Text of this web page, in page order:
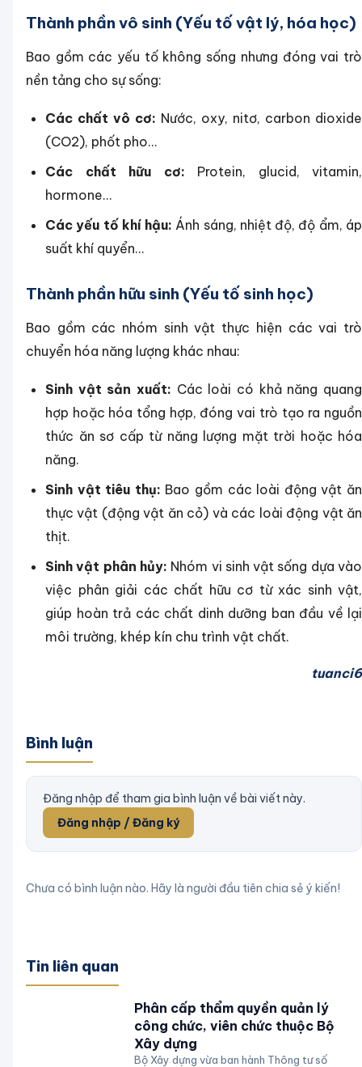
Thành phần vô sinh (Yếu tố vật lý, hóa học)
Bao gồm các yếu tố không sống nhưng đóng vai trò
nền tảng cho sự sống:
Các chất vô cơ: Nước, oxy, nitơ, carbon dioxide
(CO2), phốt pho...
Các chất hữu cơ: Protein, glucid, vitamin,
hormone...
Các yếu tố khí hậu: Ánh sáng, nhiệt độ, độ ẩm, áp
suất khí quyển...
Thành phần hữu sinh (Yếu tố sinh học)
Bao gồm các nhóm sinh vật thực hiện các vai trò
chuyển hóa năng lượng khác nhau:
Sinh vật sản xuất: Các loài có khả năng quang
hợp hoặc hóa tổng hợp, đóng vai trò tạo ra nguồn
thức ăn sơ cấp từ năng lượng mặt trời hoặc hóa
năng.
Sinh vật tiêu thụ: Bao gồm các loài động vật ăn
thực vật (động vật ăn cỏ) và các loài động vật ăn
thịt.
Sinh vật phân hủy: Nhóm vi sinh vật sống dựa vào
việc phân giải các chất hữu cơ từ xác sinh vật,
giúp hoàn trả các chất dinh dưỡng ban đầu về lại
môi trường, khép kín chu trình vật chất.
tuanci6
Bình luận
Đăng nhập để tham gia bình luận về bài viết này.
Đăng nhập / Đăng ký
Chưa có bình luận nào. Hãy là người đầu tiên chia sẻ ý kiến!
Tin liên quan
Phân cấp thẩm quyền quản lý
công chức, viên chức thuộc Bộ
Xây dựng
Bộ Xây dựng vừa ban hành Thông tư số